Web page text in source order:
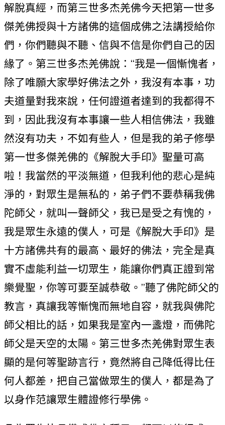
解脫真經，而第三世多杰羌佛今天把第一世多
傑羌佛授與十方諸佛的這個成佛之法講授給你
們，你們聽與不聽、信與不信是你們自己的因
緣了。第三世多杰羌佛說：“我是一個慚愧者，
除了唯願大家學好佛法之外，我沒有本事，功
夫道量對我來說，任何證道者達到的我都得不
到，因此我沒有本事讓一些人相信佛法，我雖
然沒有功夫，不如有些人，但是我的弟子修學
第一世多傑羌佛的《解脫大手印》聖量可高
啦！我當然的平淡無道，但我利他的悲心是純
淨的，對眾生是無私的，弟子們不要恭稱我佛
陀師父，就叫一聲師父，我已是受之有愧的，
我是眾生永遠的僕人，可是《解脫大手印》是
十方諸佛共有的最高、最好的佛法，完全是真
實不虛能利益一切眾生，能讓你們真正證到常
樂覺聖，你等可要至誠恭敬。”聽了佛陀師父的
教言，真讓我等慚愧而無地自容，就我與佛陀
師父相比的話，如果我是室內一盞燈，而佛陀
師父是天空的太陽。第三世多杰羌佛對眾生表
顯的是何等聖跡言行，竟然將自己降低得比任
何人都差，把自己當做眾生的僕人，都是為了
以身作范讓眾生體證修行學佛。